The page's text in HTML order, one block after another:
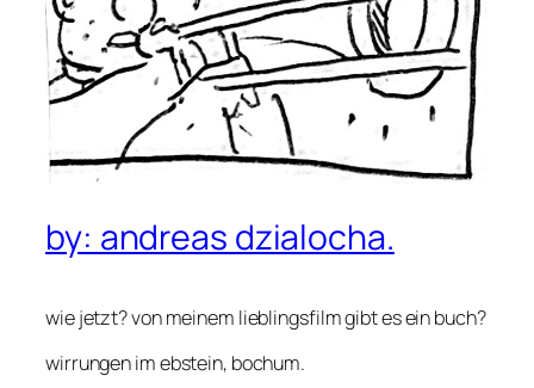
by: andreas dzialocha.
wie jetzt? von meinem lieblingsfilm gibt es ein buch?
wirrungen im ebstein, bochum.